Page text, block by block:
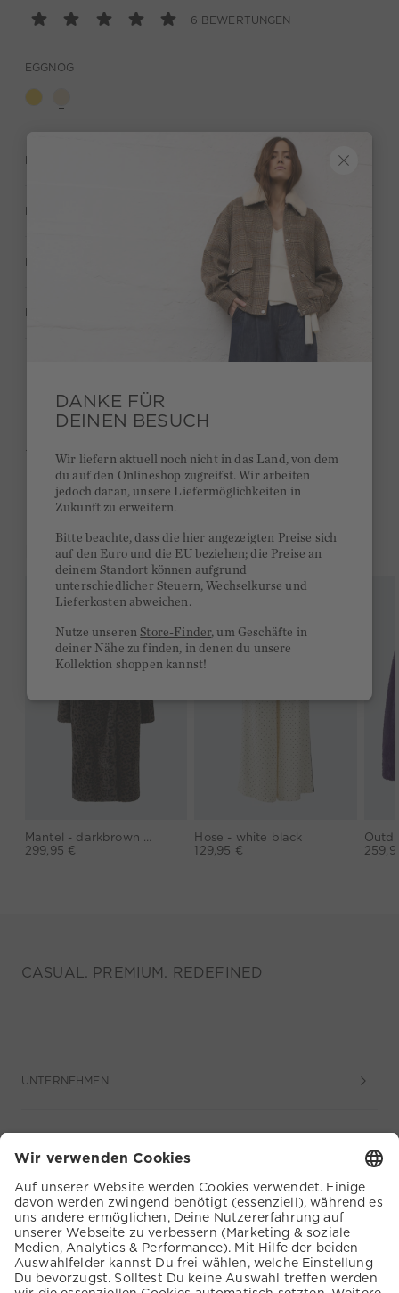
6 BEWERTUNGEN
EGGNOG
BESCHREIBUNG
MATERIAL & PFLEGE
HERSTELLERANGABEN
BEWERTUNGEN (6)
Kurze Lieferzeiten 3-5 Tage
Ab 300€ versandkostenfrei
14 Tage Rückgaberecht
DAS KÖNNTE DIR GEFALLEN
Mantel - darkbrown grey
299,95 €
Hose - white black
129,95 €
CASUAL. PREMIUM. REDEFINED
UNTERNEHMEN
KUNDENSERVICE
DANKE FÜR
DEINEN BESUCH
Wir liefern aktuell noch nicht in das Land, von dem
du auf den Onlineshop zugreifst. Wir arbeiten
jedoch daran, unsere Liefermöglichkeiten in
Zukunft zu erweitern.
Bitte beachte, dass die hier angezeigten Preise sich
auf den Euro und die EU beziehen; die Preise an
deinem Standort können aufgrund
unterschiedlicher Steuern, Wechselkurse und
Lieferkosten abweichen.
Nutze unserenStore-Finder, um Geschäfte in
deiner Nähe zu finden, in denen du unsere
Kollektion shoppen kannst!